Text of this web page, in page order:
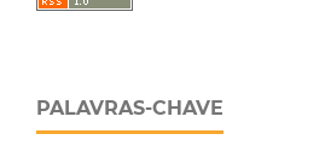
PALAVRAS-CHAVE